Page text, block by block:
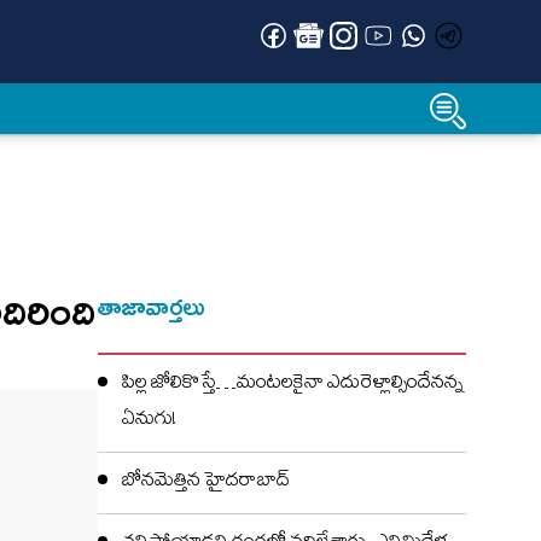
తాజావార్తలు
పిల్ల జోలికొస్తే…మంటలకైనా ఎదురెళ్లాల్సిందేనన్న
ఏనుగు!
బోనమెత్తిన హైదరాబాద్